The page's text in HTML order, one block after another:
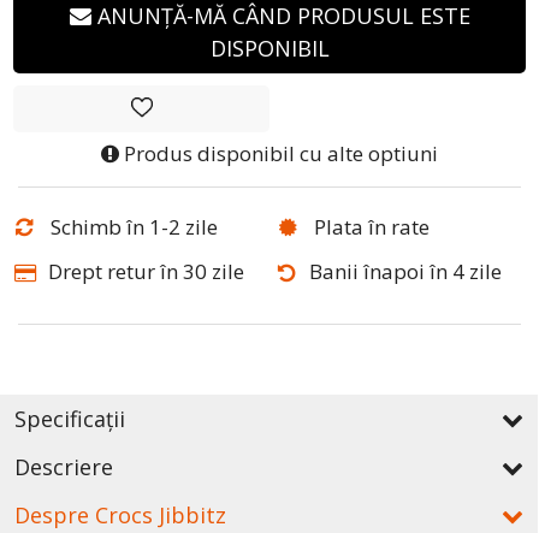
ANUNȚĂ-MĂ CÂND PRODUSUL ESTE
DISPONIBIL
Produs disponibil cu alte optiuni
Schimb în 1-2 zile
Plata în rate
Drept retur în 30 zile
Banii înapoi în 4 zile
Specificații
Descriere
Despre Crocs Jibbitz